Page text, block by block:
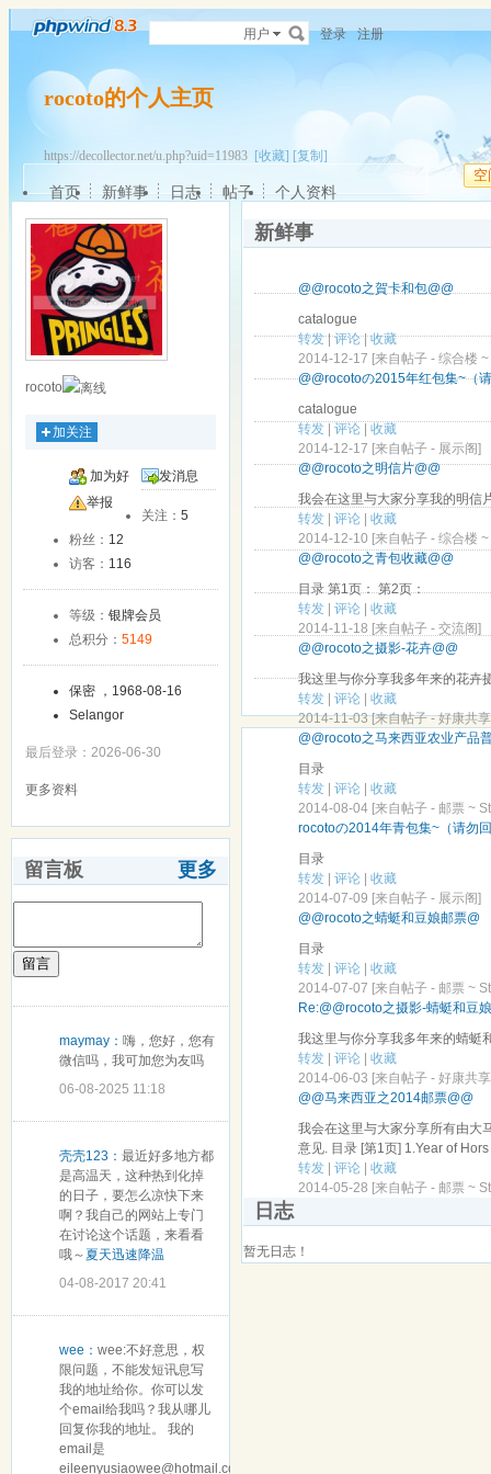
用户 登录 注册
rocoto的个人主页
https://decollector.net/u.php?uid=11983 [收藏] [复制]
空
首页 新鲜事 日志 帖子 个人资料
rocoto
加关注
加为好
友
发消息
举报
关注： 5
粉丝： 12
访客： 116
等级： 银牌会员
总积分： 5149
保密 ，1968-08-16
Selangor
最后登录：2026-06-30
更多资料
更多
留言板
留言
maymay： 嗨，您好，您有
微信吗，我可加您为友吗
06-08-2025 11:18
壳壳123： 最近好多地方都
是高温天，这种热到化掉
的日子，要怎么凉快下来
啊？我自己的网站上专门
在讨论这个话题，来看看
哦～ 夏天迅速降温
04-08-2017 20:41
wee： wee:不好意思，权
限问题，不能发短讯息写
我的地址给你。你可以发
个email给我吗？我从哪儿
回复你我的地址。 我的
email是
eileenyusiaowee@hotmail.com
新鲜事
@@rocoto之賀卡和包@@
catalogue
转发|评论|收藏
2014-12-17 [来自帖子 - 综合楼
@@rocotoの2015年红包集~（
catalogue
转发 | 评论 | 收藏
2014-12-17 [来自帖子 - 展示阁]
@@rocoto之明信片@@
我会在这里与大家分享我的明信
转发 | 评论 | 收藏
2014-12-10 [来自帖子 - 综合楼
@@rocoto之青包收藏@@
目录 第1页： 第2页：
转发 | 评论 | 收藏
2014-11-18 [来自帖子 - 交流阁]
@@rocoto之摄影-花卉@@
我这里与你分享我多年来的花卉
转发 | 评论 | 收藏
2014-11-03 [来自帖子 -好康共
@@rocoto之马来西亚农业产品
目录
转发 | 评论 | 收藏
2014-08-04 [来自帖子 - 邮票 ~
rocotoの2014年青包集~（请勿
目录
转发 | 评论 | 收藏
2014-07-09 [来自帖子 - 展示阁]
@@rocoto之蜻蜓和豆娘邮票@
目录
转发 | 评论 | 收藏
2014-07-07 [来自帖子 - 邮票 ~
Re:@@rocoto之摄影-蜻蜓和豆
我这里与你分享我多年来的蜻蜓
转发 | 评论 | 收藏
2014-06-03 [来自帖子 - 好康共
@@马来西亚之2014邮票@@
我会在这里与大家分享所有由大
意见. 目录 [第1页] 1.Year of Hors
转发 | 评论 | 收藏
2014-05-28 [来自帖子 - 邮票 ~
日志
暂无日志！